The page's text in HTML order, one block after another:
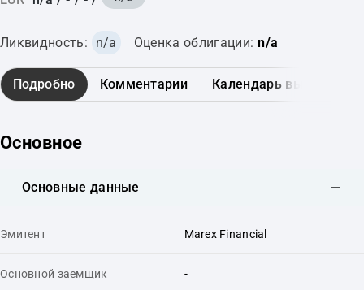
Ликвидность: n/a Оценка облигации: n/a
Подробно Комментарии Календарь выплат
Основное
Основные данные
Эмитент Marex Financial
Основной заемщик -